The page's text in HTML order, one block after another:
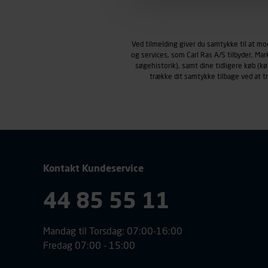
personoplysninger om
klikkes på, sider/indhold
smartphone mv.) samt de
Ved tilmelding giver du samtykke til at
og services, som Carl Ras A/S tilbyder.
søgehistorik), samt dine tidligere køb
trække dit samtykke tilbage ved at
Kontakt Kundeservice
44 85 55 11
Mandag til Torsdag: 07:00-16:00
Fredag 07:00 - 15:00